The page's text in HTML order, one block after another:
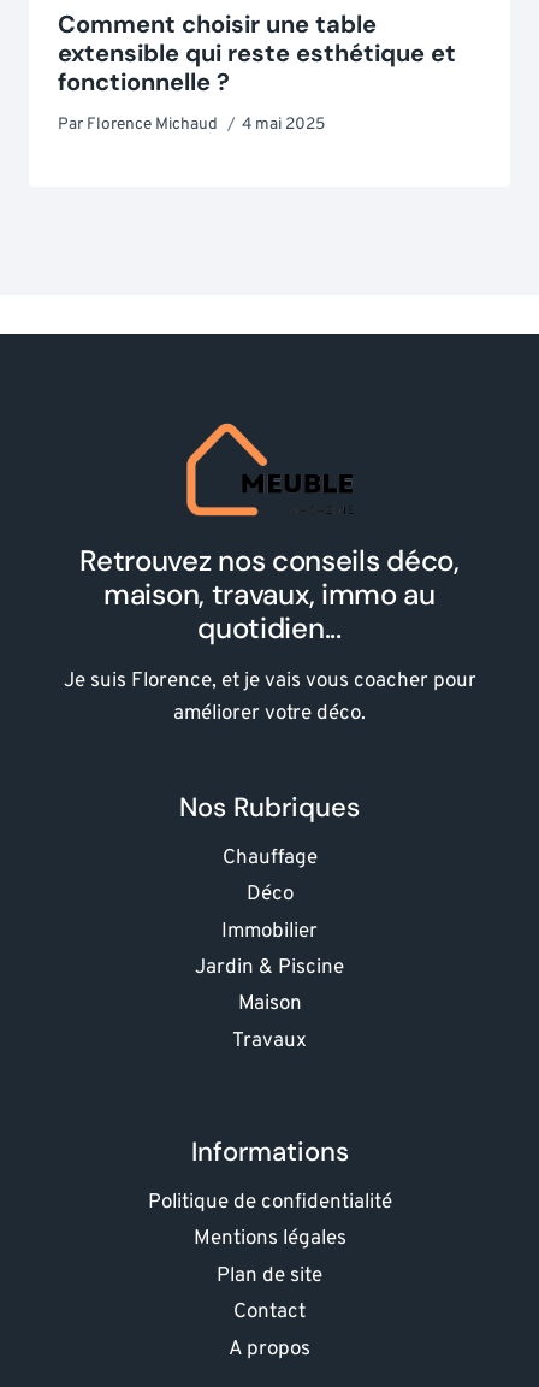
Comment choisir une table
extensible qui reste esthétique et
fonctionnelle ?
Par Florence Michaud 4 mai 2025
Retrouvez nos conseils déco,
maison, travaux, immo au
quotidien...
Je suis Florence, et je vais vous coacher pour
améliorer votre déco.
Nos Rubriques
Chauffage
Déco
Immobilier
Jardin & Piscine
Maison
Travaux
Informations
Politique de confidentialité
Mentions légales
Plan de site
Contact
A propos